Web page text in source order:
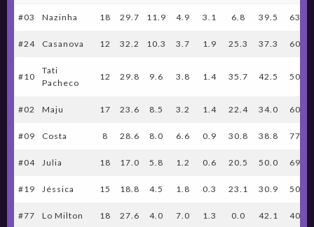
#03 Nazinha 18 29.7 11.9 4.9 3.1 6.8 39.5 63.8
#24 Casanova 12 32.2 10.3 3.7 1.9 25.3 37.3 60.9
#10
Tati
Pacheco
12 29.8 9.6 3.8 1.4 35.7 42.5 50.0
#02 Maju 17 23.6 8.5 3.2 1.4 22.4 34.0 60.0
#09 Costa 8 28.6 8.0 6.6 0.9 30.8 38.8 77.8
#04 Julia 18 17.0 5.8 1.2 0.6 20.5 50.0 69.4
#19 Jéssica 15 18.8 4.5 1.8 0.3 23.1 30.9 50.0
#77 Lo Milton 18 27.6 4.0 7.0 1.3 0.0 42.1 40.0